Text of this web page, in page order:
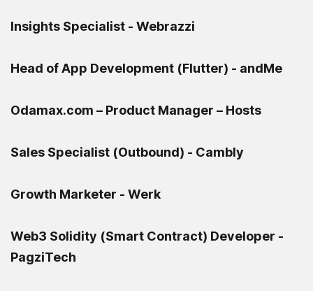
Insights Specialist - Webrazzi
Head of App Development (Flutter) - andMe
Odamax.com – Product Manager – Hosts
Sales Specialist (Outbound) - Cambly
Growth Marketer - Werk
Web3 Solidity (Smart Contract) Developer -
PagziTech